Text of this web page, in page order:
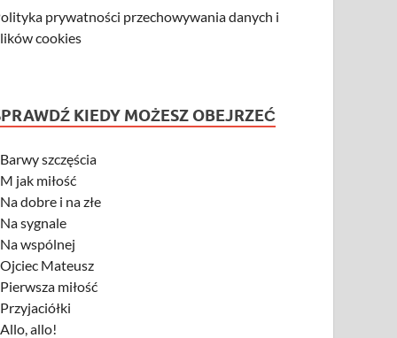
prywatności przechowywania danych i
cookies
KIEDY MOŻESZ OBEJRZEĆ
Barwy szczęścia
M jak miłość
Na dobre i na złe
Na sygnale
Na wspólnej
Ojciec Mateusz
Pierwsza miłość
Przyjaciółki
Allo, allo!